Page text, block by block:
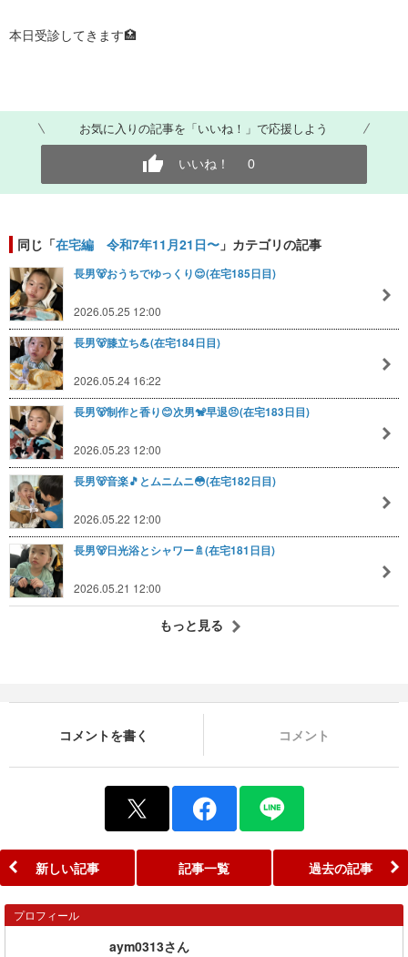
本日受診してきます🏥
お気に入りの記事を「いいね！」で応援しよう
いいね！ 0
同じ「在宅編 令和7年11月21日〜 」カテゴリの記事
長男🐻おうちでゆっくり😌(在宅185日目)
2026.05.25 12:00
長男🐻膝立ち💪(在宅184日目)
2026.05.24 16:22
長男🐻制作と香り😊次男🐒早退😣(在宅183日目)
2026.05.23 12:00
長男🐻音楽🎵とムニムニ😳(在宅182日目)
2026.05.22 12:00
長男🐻日光浴とシャワー🚿(在宅181日目)
2026.05.21 12:00
もっと見る
コメントを書く コメント
新しい記事 記事一覧 過去の記事
プロフィール
aym0313さん